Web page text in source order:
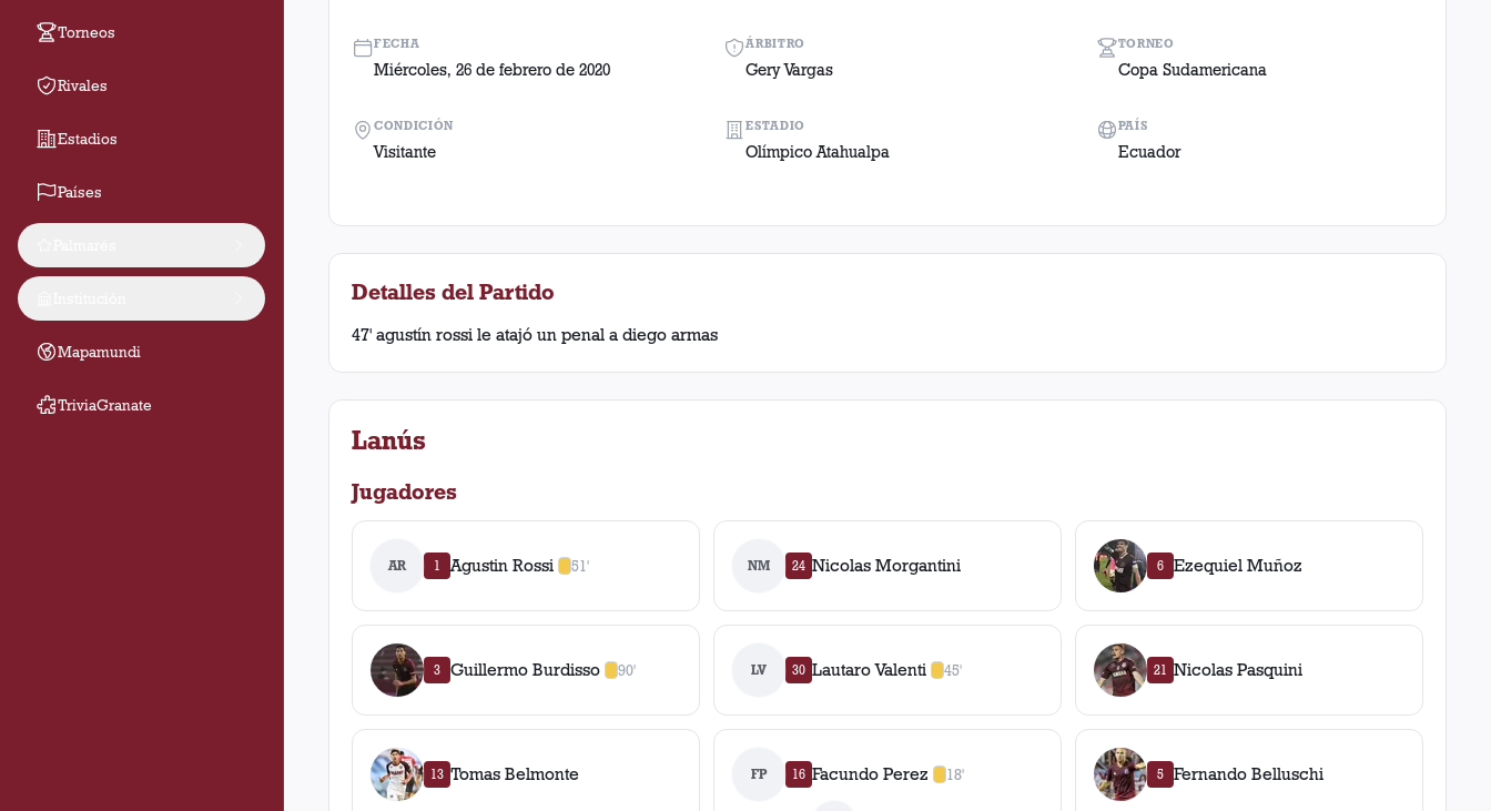
Torneos
Rivales
Estadios
Países
Mapamundi
TriviaGranate
FECHA
Miércoles, 26 de febrero de 2020
ÁRBITRO
Gery Vargas
TORNEO
Copa Sudamericana
CONDICIÓN
Visitante
ESTADIO
Olímpico Atahualpa
PAÍS
Ecuador
Detalles del Partido
47' agustín rossi le atajó un penal a diego armas
Lanús
Jugadores
AR 1 Agustin Rossi 51'
1amarilla
NM 24 Nicolas Morgantini 6 Ezequiel Muñoz
3 Guillermo Burdisso 90'
1amarilla
LV 30 Lautaro Valenti 45'
1amarilla
21 Nicolas Pasquini
13 Tomas Belmonte FP 16 Facundo Perez 18'
1amarilla
5 Fernando Belluschi